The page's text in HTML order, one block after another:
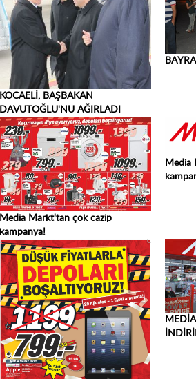
KOCAELİ, BAŞBAKAN
DAVUTOĞLU'NU AĞIRLADI
Media Markt'tan çok cazip
kampanya!
Media